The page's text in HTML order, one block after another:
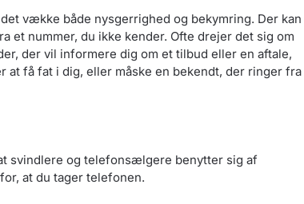
vække både nysgerrighed og bekymring. Der kan
et nummer, du ikke kender. Ofte drejer det sig om
der vil informere dig om et tilbud eller en aftale,
få fat i dig, eller måske en bekendt, der ringer fra
svindlere og telefonsælgere benytter sig af
at du tager telefonen.